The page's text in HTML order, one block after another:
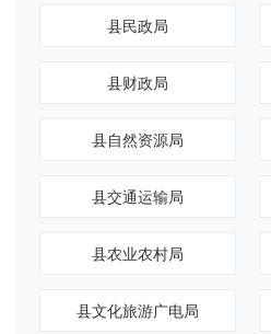
县民政局
县财政局
县自然资源局
县交通运输局
县农业农村局
县文化旅游广电局